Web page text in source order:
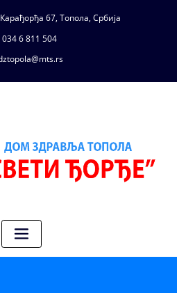
67, Топола, Србија
034 6 811 504